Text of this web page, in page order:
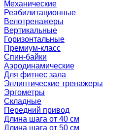
Механические
Реабилитационные
Велотренажеры
Вертикальные
Горизонтальные
Премиум-класс
Спин-байки
Аэродинамические
Для фитнес зала
Эллиптические тренажеры
Эргометры
Складные
Передний привод
Длина шага от 40 см
Длина шага от 50 см